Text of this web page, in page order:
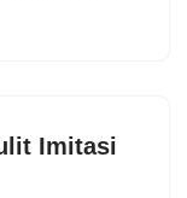
Imitasi